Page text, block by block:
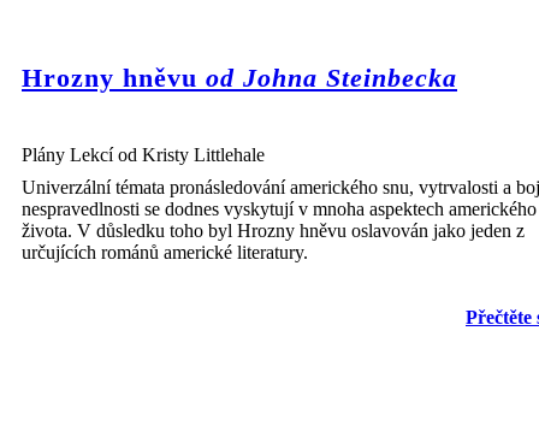
Hrozny hněvu od Johna Steinbecka
Plány Lekcí od Kristy Littlehale
Univerzální témata pronásledování amerického snu, vytrvalosti a
nespravedlnosti se dodnes vyskytují v mnoha aspektech amerického
života. V důsledku toho byl Hrozny hněvu oslavován jako jeden z
určujících románů americké literatury.
Přečtěte